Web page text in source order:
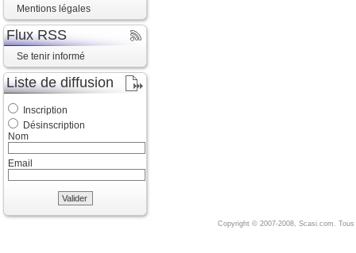
Mentions légales
Flux RSS
Se tenir informé
Liste de diffusion
Inscription
Désinscription
Nom
Email
Valider
Copyright © 2007-2008, Scasi.com.